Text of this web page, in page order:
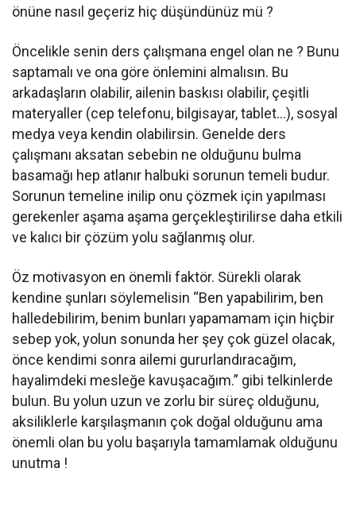
önüne nasıl geçeriz hiç düşündünüz mü ?
Öncelikle senin ders çalışmana engel olan ne ? Bunu
saptamalı ve ona göre önlemini almalısın. Bu
arkadaşların olabilir, ailenin baskısı olabilir, çeşitli
materyaller (cep telefonu, bilgisayar, tablet…), sosyal
medya veya kendin olabilirsin. Genelde ders
çalışmanı aksatan sebebin ne olduğunu bulma
basamağı hep atlanır halbuki sorunun temeli budur.
Sorunun temeline inilip onu çözmek için yapılması
gerekenler aşama aşama gerçekleştirilirse daha etkili
ve kalıcı bir çözüm yolu sağlanmış olur.
Öz motivasyon en önemli faktör. Sürekli olarak
kendine şunları söylemelisin “Ben yapabilirim, ben
halledebilirim, benim bunları yapamamam için hiçbir
sebep yok, yolun sonunda her şey çok güzel olacak,
önce kendimi sonra ailemi gururlandıracağım,
hayalimdeki mesleğe kavuşacağım.” gibi telkinlerde
bulun. Bu yolun uzun ve zorlu bir süreç olduğunu,
aksiliklerle karşılaşmanın çok doğal olduğunu ama
önemli olan bu yolu başarıyla tamamlamak olduğunu
unutma !